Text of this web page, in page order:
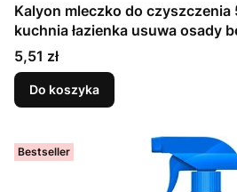
Kalyon mleczko do czyszczenia
kuchnia łazienka usuwa osady
Cena
5,51 zł
Do koszyka
Bestseller